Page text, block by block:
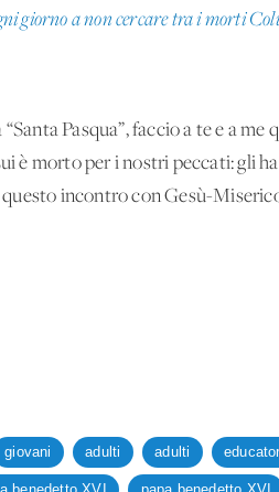
giorno a non cercare tra i morti
Pasqua”, faccio a te e a me
è morto per i nostri peccati: gli
incontro con Gesù-
giovani adulti adulti